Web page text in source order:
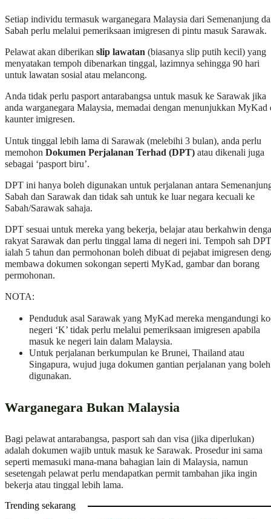
Setiap individu termasuk warganegara Malaysia dari Semenanjung
Sabah perlu melalui pemeriksaan imigresen di pintu masuk Sarawak.
Pelawat akan diberikan slip lawatan (biasanya slip putih kecil) yang
menyatakan tempoh dibenarkan tinggal, lazimnya sehingga 90 hari
untuk lawatan sosial atau melancong.
Anda tidak perlu pasport antarabangsa untuk masuk ke Sarawak jika
anda warganegara Malaysia, memadai dengan menunjukkan MyKad
kaunter imigresen.
Untuk tinggal lebih lama di Sarawak (melebihi 3 bulan), anda perlu
memohon Dokumen Perjalanan Terhad (DPT) atau dikenali juga
sebagai ‘pasport biru’.
DPT ini hanya boleh digunakan untuk perjalanan antara
Sabah dan Sarawak dan tidak sah untuk ke luar negara kecuali ke
Sabah/Sarawak sahaja.
DPT sesuai untuk mereka yang bekerja, belajar atau berkahwin
rakyat Sarawak dan perlu tinggal lama di negeri ini. Tempoh sah DPT
ialah 5 tahun dan permohonan boleh dibuat di pejabat imigresen
membawa dokumen sokongan seperti MyKad, gambar dan borang
permohonan.
NOTA:
Penduduk asal Sarawak yang MyKad mereka mengandungi
negeri ‘K’ tidak perlu melalui pemeriksaan imigresen apabila
masuk ke negeri lain dalam Malaysia.
Untuk perjalanan berkumpulan ke Brunei, Thailand atau
Singapura, wujud juga dokumen gantian perjalanan yang boleh
digunakan.
Warganegara Bukan Malaysia
Bagi pelawat antarabangsa, pasport sah dan visa (jika diperlukan)
adalah dokumen wajib untuk masuk ke Sarawak. Prosedur ini sama
seperti memasuki mana-mana bahagian lain di Malaysia, namun
sesetengah pelawat perlu mendapatkan permit tambahan jika ingin
bekerja atau tinggal lebih lama.
Trending sekarang